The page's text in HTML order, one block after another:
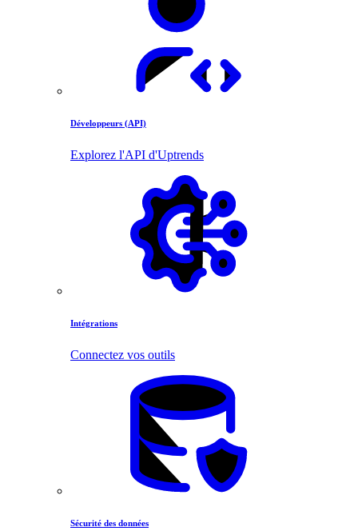
Développeurs (API)
Explorez l'API d'Uptrends
Intégrations
Connectez vos outils
Sécurité des données